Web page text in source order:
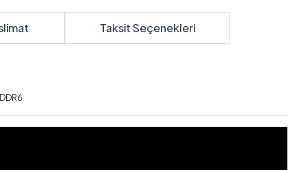
Taksit Seçenekleri